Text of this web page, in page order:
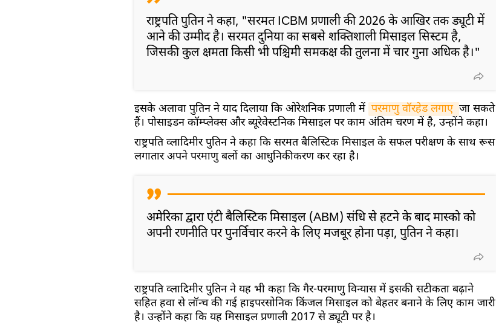
राष्ट्रपति पुतिन ने कहा, "सरमत ICBM प्रणाली की 2026 के आखिर तक ड्यूटी में
आने की उम्मीद है। सरमत दुनिया का सबसे शक्तिशाली मिसाइल सिस्टम है,
जिसकी कुल क्षमता किसी भी पश्चिमी समकक्ष की तुलना में चार गुना अधिक है।"
इसके अलावा पुतिन ने याद दिलाया कि ओरेशनिक प्रणाली में परमाणु वॉरहेड लगाए जा सकते
हैं। पोसाइडन कॉम्प्लेक्स और ब्यूरेवेस्टनिक मिसाइल पर काम अंतिम चरण में है, उन्होंने कहा।
राष्ट्रपति व्लादिमीर पुतिन ने कहा कि सरमत बैलिस्टिक मिसाइल के सफल परीक्षण के साथ रूस
लगातार अपने परमाणु बलों का आधुनिकीकरण कर रहा है।
अमेरिका द्वारा एंटी बैलिस्टिक मिसाइल (ABM) संधि से हटने के बाद मास्को को
अपनी रणनीति पर पुनर्विचार करने के लिए मजबूर होना पड़ा, पुतिन ने कहा।
राष्ट्रपति व्लादिमीर पुतिन ने यह भी कहा कि गैर-परमाणु विन्यास में इसकी सटीकता बढ़ाने
सहित हवा से लॉन्च की गई हाइपरसोनिक किंजल मिसाइल को बेहतर बनाने के लिए काम जारी
है। उन्होंने कहा कि यह मिसाइल प्रणाली 2017 से ड्यूटी पर है।